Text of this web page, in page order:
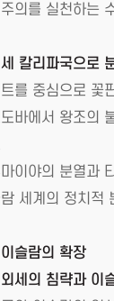
의를 실천하는
칼리파국으로
를 중심으로 꽃
바에서 왕조의
이야의 분열과
세계의 정치적
슬람의 확장
세의 침략과 이